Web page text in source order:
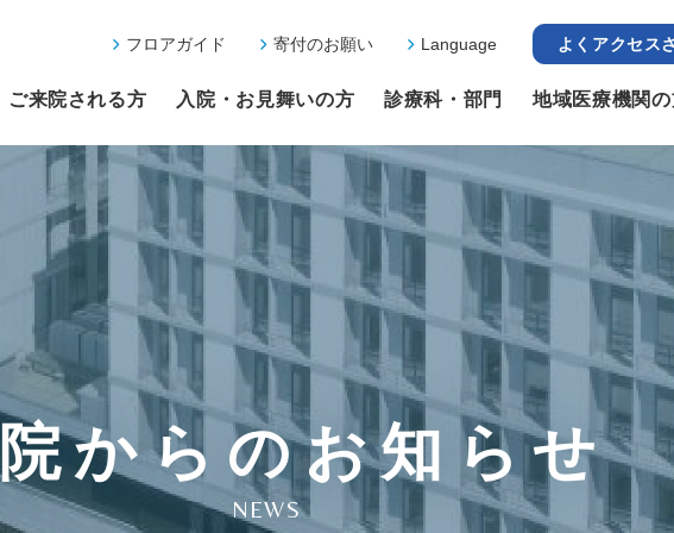
フロアガイド 寄付のお願い Language よくアクセス
ご来院される方 入院・お見舞いの方 診療科・部門 地域医療機関
からのお知らせ
NEWS